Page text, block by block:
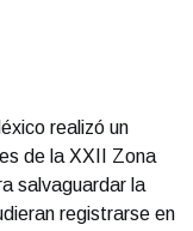
realizó un
de la XXII Zona
salvaguardar la
registrarse en